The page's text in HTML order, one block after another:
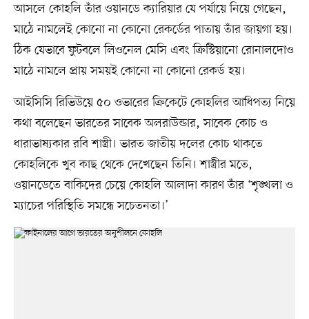
আসলে কোহলি তাঁর ওয়ানডে ক্যারিয়ার যে পর্যায়ে নিয়ে গেছেন,
মাঠে নামলেই কোনো না কোনো রেকর্ডের পাতায় তাঁর জায়গা হয়।
ঠিক যেভাবে ফুটবলে লিওনেল মেসি এবং ক্রিস্টিয়ানো রোনালদোও
মাঠে নামলে প্রায় সময়ই কোনো না কোনো রেকর্ড হয়।
আইসিসি রিভিউয়ে ৫০ ওভারের ক্রিকেটে কোহলির আধিপত্য নিয়ে
কথা বলেছেন ভারতের সাবেক অলরাউন্ডার, সাবেক কোচ ও
ধারাভাষ্যকার রবি শাস্ত্রী। ভারত জাতীয় দলের কোচ থাকতে
কোহলিকে খুব কাছ থেকে দেখেছেন তিনি। শাস্ত্রীর মতে,
ওয়ানডেতে বাকিদের চেয়ে কোহলি আলাদা কারণ তাঁর ‘শৃঙ্খলা ও
ম্যাচের পরিস্থিতি সমন্ধে সচেতনতা।’